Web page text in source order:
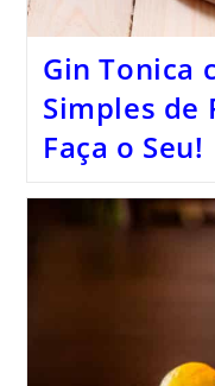
Gin Tonica
Simples de
Faça o Seu!